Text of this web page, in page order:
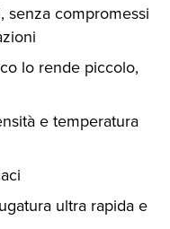
senza compromessi
lo rende piccolo,
e temperatura
ultra rapida e